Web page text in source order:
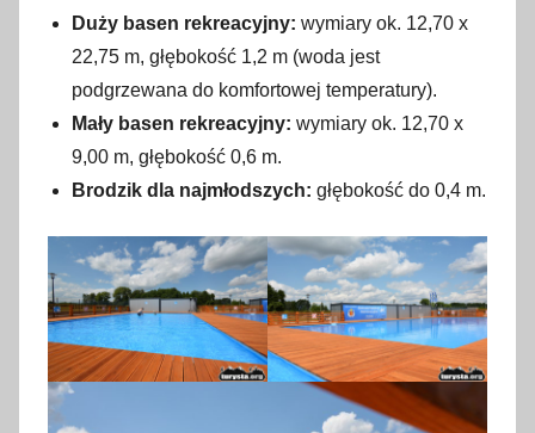
Duży basen rekreacyjny: wymiary ok. 12,70 x
22,75 m, głębokość 1,2 m (woda jest
podgrzewana do komfortowej temperatury).
Mały basen rekreacyjny: wymiary ok. 12,70 x
9,00 m, głębokość 0,6 m.
Brodzik dla najmłodszych: głębokość do 0,4 m.